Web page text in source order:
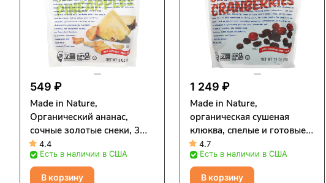
549 ₽
Made in Nature,
Органический ананас,
сочные золотые снеки, 3
унции (85 г)
4.4
Есть в наличии в США
В корзину
1 249 ₽
Made in Nature,
органическая сушеная
клюква, спелые и готовые
суперснеки, 340 г (12
унций)
4.7
Есть в наличии в США
В корзину